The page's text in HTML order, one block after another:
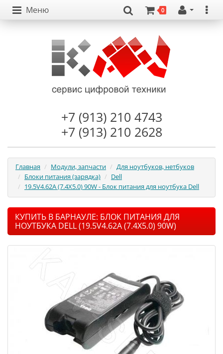
Меню 0
+7 (913) 210 4743
+7 (913) 210 2628
Главная Модули, запчасти
Для ноутбуков, нетбуков
Блоки питания (зарядка)
Dell
19.5V4.62A (7.4X5.0) 90W - Блок питания для ноутбука Dell
КУПИТЬ В БАРНАУЛЕ: БЛОК ПИТАНИЯ ДЛЯ
НОУТБУКА DELL (19.5V4.62A (7.4X5.0) 90W)